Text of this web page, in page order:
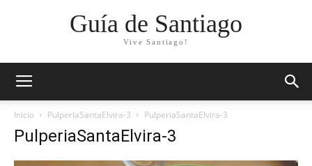
Guía de Santiago
Vive Santiago!
Inicio PulperiaSantaElvira-3 PulperiaSantaElvira-3
PulperiaSantaElvira-3